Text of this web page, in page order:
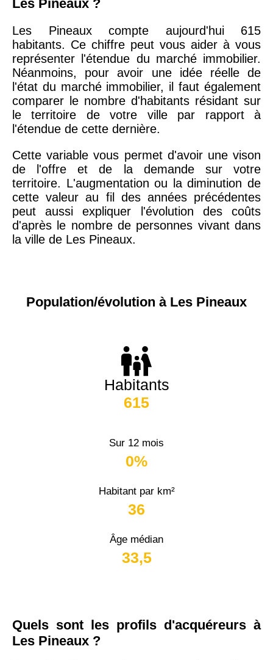
Les Pineaux ?
Les Pineaux compte aujourd'hui 615
habitants. Ce chiffre peut vous aider à vous
représenter l'étendue du marché immobilier.
Néanmoins, pour avoir une idée réelle de
l'état du marché immobilier, il faut également
comparer le nombre d'habitants résidant sur
le territoire de votre ville par rapport à
l'étendue de cette dernière.
Cette variable vous permet d'avoir une vison
de l'offre et de la demande sur votre
territoire. L'augmentation ou la diminution de
cette valeur au fil des années précédentes
peut aussi expliquer l'évolution des coûts
d'après le nombre de personnes vivant dans
la ville de Les Pineaux.
Population/évolution à Les Pineaux
Habitants
615
Sur 12 mois
0%
Habitant par km²
36
Âge médian
33,5
Quels sont les profils d'acquéreurs à
Les Pineaux ?